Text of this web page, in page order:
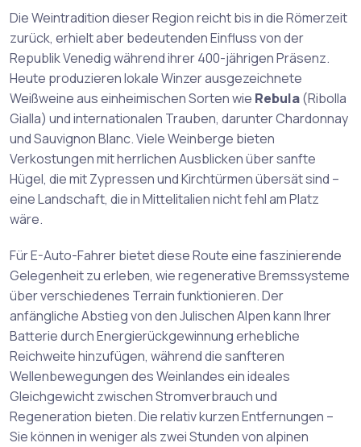
Die Weintradition dieser Region reicht bis in die Römerzeit
zurück, erhielt aber bedeutenden Einfluss von der
Republik Venedig während ihrer 400-jährigen Präsenz.
Heute produzieren lokale Winzer ausgezeichnete
Weißweine aus einheimischen Sorten wie Rebula(Ribolla
Gialla) und internationalen Trauben, darunter Chardonnay
und Sauvignon Blanc. Viele Weinberge bieten
Verkostungen mit herrlichen Ausblicken über sanfte
Hügel, die mit Zypressen und Kirchtürmen übersät sind –
eine Landschaft, die in Mittelitalien nicht fehl am Platz
wäre.
Für E-Auto-Fahrer bietet diese Route eine faszinierende
Gelegenheit zu erleben, wie regenerative Bremssysteme
über verschiedenes Terrain funktionieren. Der
anfängliche Abstieg von den Julischen Alpen kann Ihrer
Batterie durch Energierückgewinnung erhebliche
Reichweite hinzufügen, während die sanfteren
Wellenbewegungen des Weinlandes ein ideales
Gleichgewicht zwischen Stromverbrauch und
Regeneration bieten. Die relativ kurzen Entfernungen –
Sie können in weniger als zwei Stunden von alpinen